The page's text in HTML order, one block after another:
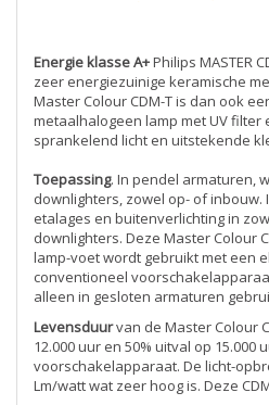
Energie klasse A+Philips MASTER
zeer energiezuinige keramische
Master Colour CDM-T is dan ook
metaalhalogeen lamp met UV filter
sprankelend licht en uitstekende
Toepassing. In pendel armaturen,
downlighters, zowel op- of inbouw.
etalages en buitenverlichting in
downlighters. Deze Master Colour
lamp-voet wordt gebruikt met een
conventioneel
alleen in gesloten armaturen
Levensduurvan de Master Colour
12.000 uur en 50% uitval op 15.000
voorschakelapparaat. De licht-
Lm/watt wat zeer hoog is. Deze